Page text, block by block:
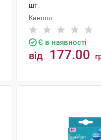
шт
Канпол
Є в наявності
від 177.00